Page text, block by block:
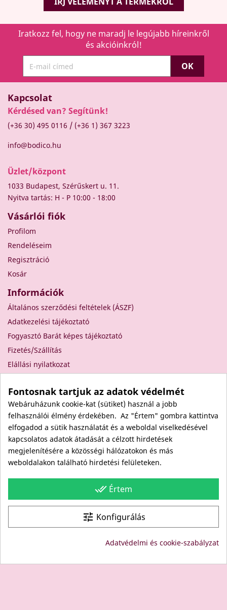
Iratkozz fel, hogy ne maradj le legújabb híreinkről
és akcióinkról!
Kapcsolat
Kérdésed van? Segítünk!
(+36 30) 495 0116 / (+36 1) 367 3223
info@bodico.hu
Üzlet/központ
1033 Budapest, Szérűskert u. 11.
Nyitva tartás: H - P 10:00 - 18:00
Vásárlói fiók
Profilom
Rendeléseim
Regisztráció
Kosár
Információk
Általános szerződési feltételek (ÁSZF)
Adatkezelési tájékoztató
Fogyasztó Barát képes tájékoztató
Fizetés/Szállítás
Elállási nyilatkozat
Rólunk
Kapcsolat
Viszonteladóknak
Kövess minket itt is!
Facebook
Site protected by reCAPTCHA.
© Copyright: Since 1994- "EDU" és "JUDY" Bt. - BODICO
Fontosnak tartjuk az adatok védelmét
Webáruházunk cookie-kat (sütiket) használ a jobb
felhasználói élmény érdekében. Az "Értem" gombra kattintva
elfogadod a sütik használatát és a weboldal viselkedésével
kapcsolatos adatok átadását a célzott hirdetések
megjelenítésére a közösségi hálózatokon és más
weboldalakon található hirdetési felületeken.
done_all Értem
tune Konfigurálás
Adatvédelmi és cookie-szabályzat